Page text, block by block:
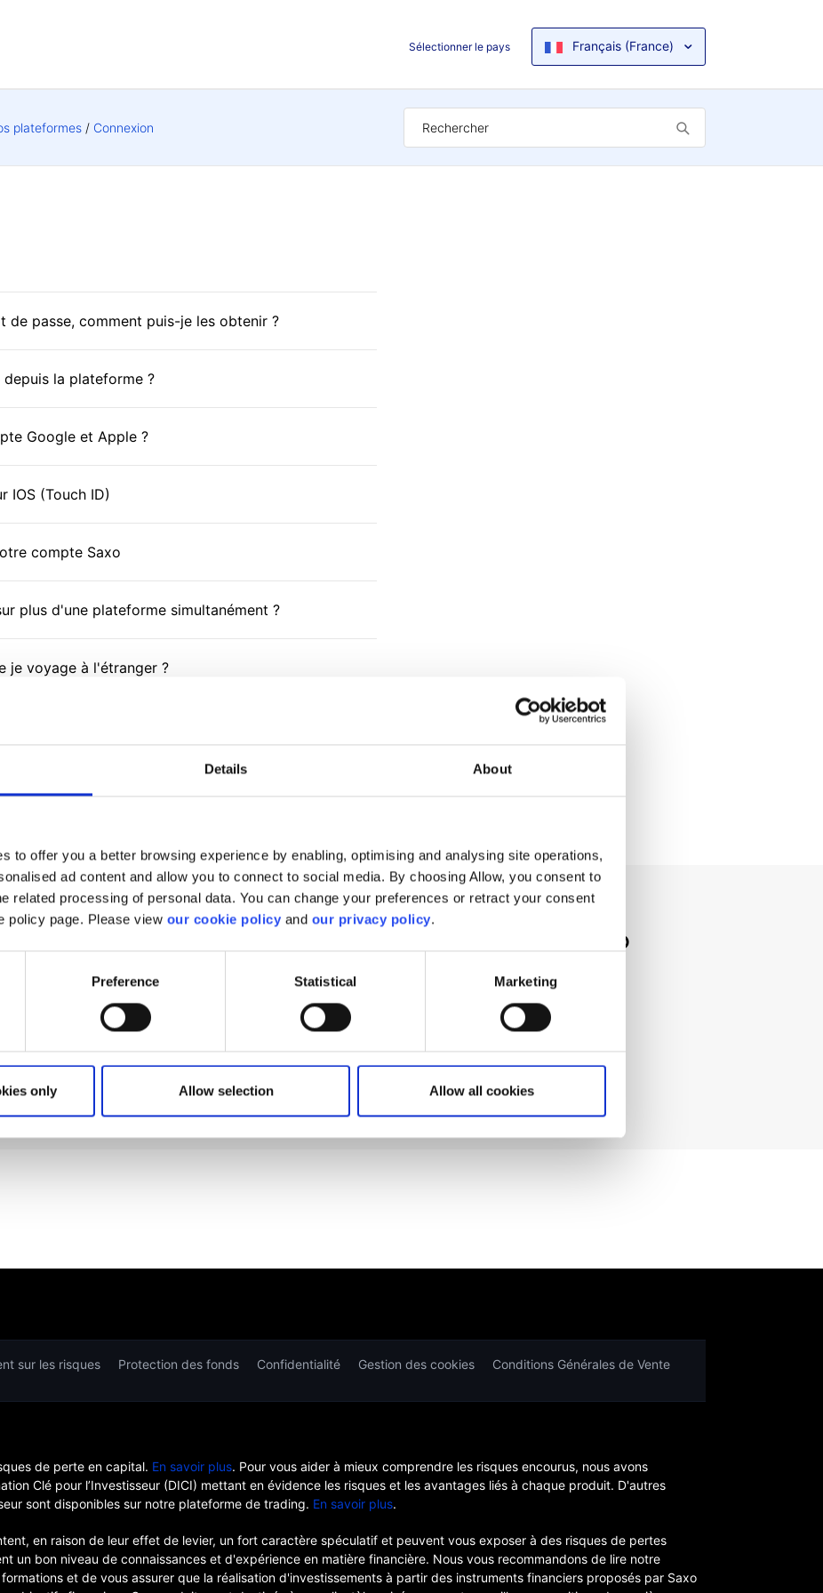
Details About
to offer you a better browsing experience by enabling, optimising and analysing site operations,
ad content and allow you to connect to social media. By choosing Allow, you consent to
related processing of personal data. You can change your preferences or retract your consent
policy page. Please view our cookie policy and our privacy policy.
Preference Statistical Marketing
only Allow selection Allow all cookies
Sélectionner le pays Français (France)
plateformes Connexion
passe, comment puis-je les obtenir ?
la plateforme ?
Google et Apple ?
IOS (Touch ID)
compte Saxo
plus d'une plateforme simultanément ?
je voyage à l'étranger ?
avez dépassé le nombre maximal de tentatives
pas ce que vous cherchez ?
Voici comment entrer en contact avec un conseiller.
Besoin d’aide ?
sur les risques Protection des fonds Confidentialité Gestion des cookies Conditions Générales de Vente
de perte en capital. En savoir plus. Pour vous aider à mieux comprendre les risques encourus, nous avons
Clé pour l’Investisseur (DICI) mettant en évidence les risques et les avantages liés à chaque produit. D'autres
sont disponibles sur notre plateforme de trading. En savoir plus.
en raison de leur effet de levier, un fort caractère spéculatif et peuvent vous exposer à des risques de pertes
un bon niveau de connaissances et d'expérience en matière financière. Nous vous recommandons de lire notre
et de vous assurer que la réalisation d'investissements à partir des instruments financiers proposés par Saxo